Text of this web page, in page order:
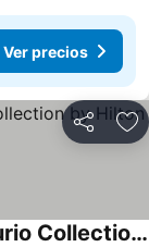
Ver precios
Compartir
Cala San Miguel Ibiza Resort, Curio Collection by Hilton